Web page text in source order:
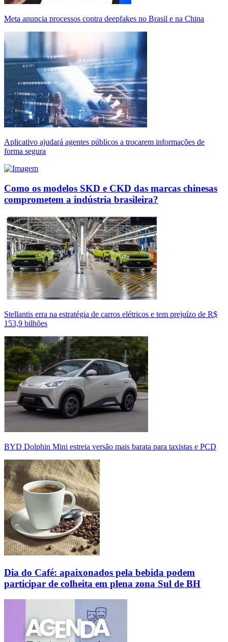
Meta anuncia processos contra deepfakes no Brasil e na China
Aplicativo ajudará agentes públicos a trocarem informações de
forma segura
Como os modelos SKD e CKD das marcas chinesas
comprometem a indústria brasileira?
Stellantis erra na estratégia de carros elétricos e tem prejuízo de R$
153,9 bilhões
BYD Dolphin Mini estreia versão mais barata para taxistas e PCD
Dia do Café: apaixonados pela bebida podem
participar de colheita em plena zona Sul de BH